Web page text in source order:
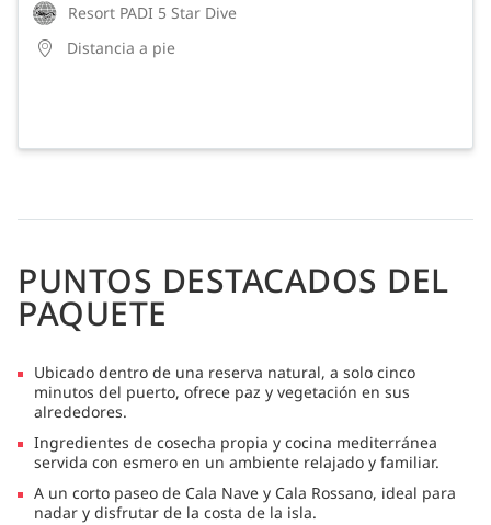
Resort PADI 5 Star Dive
Distancia a pie
PUNTOS DESTACADOS DEL
PAQUETE
Ubicado dentro de una reserva natural, a solo cinco
minutos del puerto, ofrece paz y vegetación en sus
alrededores.
Ingredientes de cosecha propia y cocina mediterránea
servida con esmero en un ambiente relajado y familiar.
A un corto paseo de Cala Nave y Cala Rossano, ideal para
nadar y disfrutar de la costa de la isla.